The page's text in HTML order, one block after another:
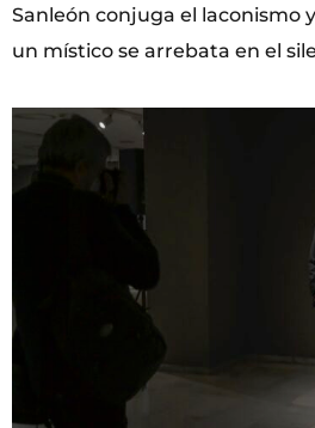
Sanleón conjuga el laconismo
un místico se arrebata en el